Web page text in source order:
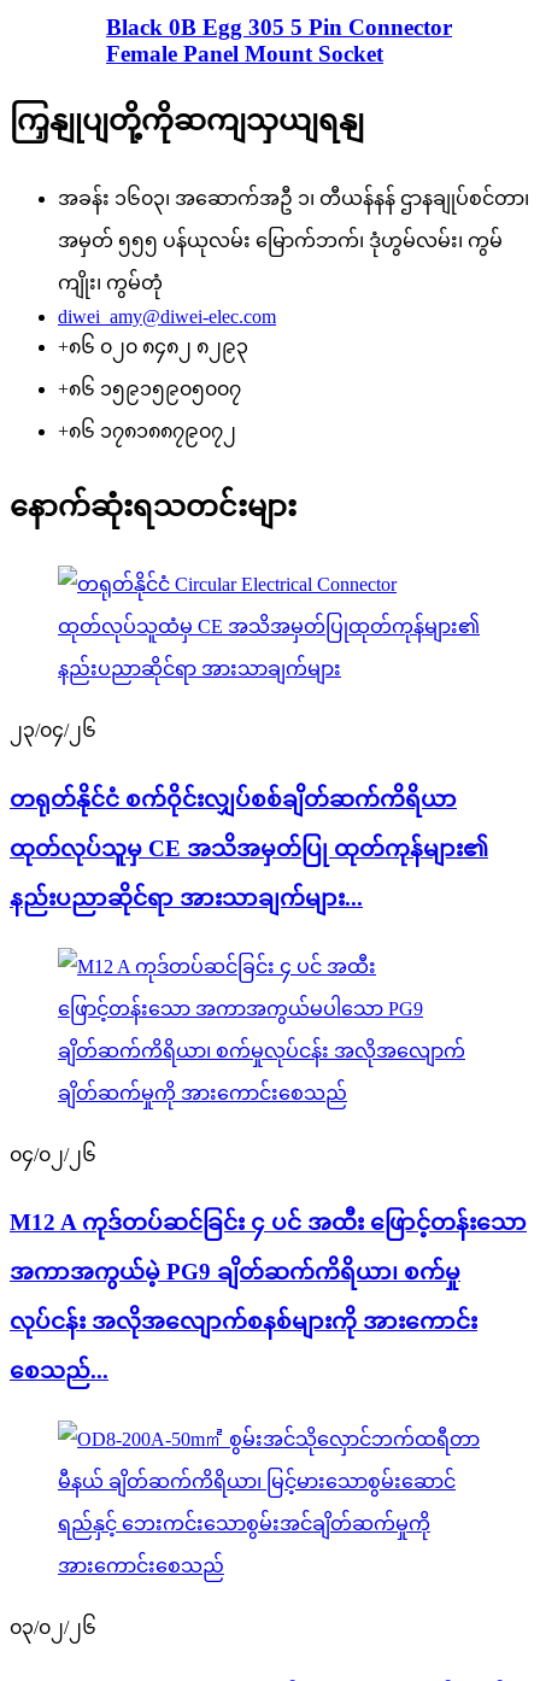
Black 0B Egg 305 5 Pin Connector
Female Panel Mount Socket
ကြှနျုပျတို့ကိုဆကျသှယျရနျ
အခန်း ၁၆၀၃၊ အဆောက်အဦ ၁၊ တီယန်နန် ဌာနချုပ်စင်တာ၊
အမှတ် ၅၅၅ ပန်ယုလမ်း မြောက်ဘက်၊ ဒုံဟွမ်လမ်း၊ ကွမ်
ကျိုး၊ ကွမ်တုံ
diwei_amy@diwei-elec.com
+၈၆ ၀၂၀ ၈၄၈၂ ၈၂၉၃
+၈၆ ၁၅၉၁၅၉၀၅၀၀၇
+၈၆ ၁၇၈၁၈၈၇၉၀၇၂
နောက်ဆုံးရသတင်းများ
၂၃/၀၄/၂၆
တရုတ်နိုင်ငံ စက်ဝိုင်းလျှပ်စစ်ချိတ်ဆက်ကိရိယာ
ထုတ်လုပ်သူမှ CE အသိအမှတ်ပြု ထုတ်ကုန်များ၏
နည်းပညာဆိုင်ရာ အားသာချက်များ...
၀၄/၀၂/၂၆
M12 A ကုဒ်တပ်ဆင်ခြင်း ၄ ပင် အထီး ဖြောင့်တန်းသော
အကာအကွယ်မဲ့ PG9 ချိတ်ဆက်ကိရိယာ၊ စက်မှု
လုပ်ငန်း အလိုအလျောက်စနစ်များကို အားကောင်း
စေသည်...
၀၃/၀၂/၂၆